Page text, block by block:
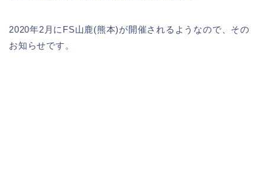
2020年2月にFS山鹿(熊本)が開催されるようなので、その
お知らせです。